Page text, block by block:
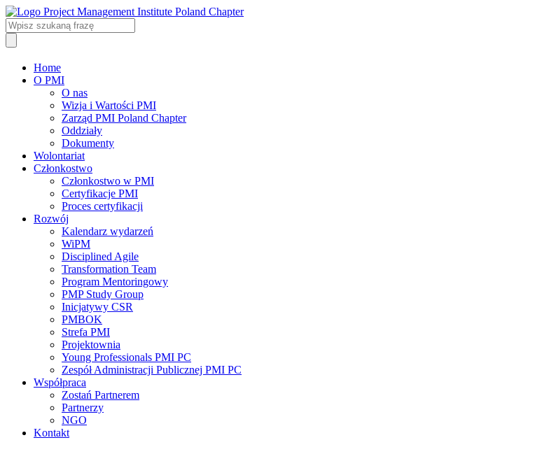
Home
O PMI
O nas
Wizja i Wartości PMI
Zarząd PMI Poland Chapter
Oddziały
Dokumenty
Wolontariat
Członkostwo
Członkostwo w PMI
Certyfikacje PMI
Proces certyfikacji
Rozwój
Kalendarz wydarzeń
WiPM
Disciplined Agile
Transformation Team
Program Mentoringowy
PMP Study Group
Inicjatywy CSR
PMBOK
Strefa PMI
Projektownia
Young Professionals PMI PC
Zespół Administracji Publicznej PMI PC
Współpraca
Zostań Partnerem
Partnerzy
NGO
Kontakt